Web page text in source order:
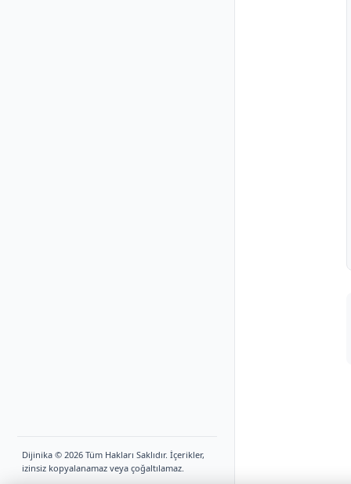
Dijinika © 2026 Tüm Hakları Saklıdır. İçerikler,
izinsiz kopyalanamaz veya çoğaltılamaz.